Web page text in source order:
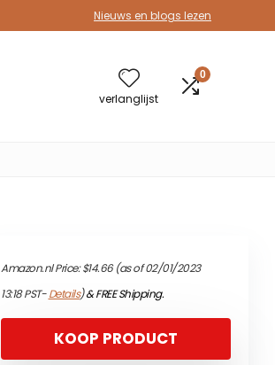
Nieuws en blogs lezen
verlanglijst
0
Amazon.nl Price:$14.66(as of 02/01/2023
13:18 PST-Details)&FREE Shipping.
KOOP PRODUCT